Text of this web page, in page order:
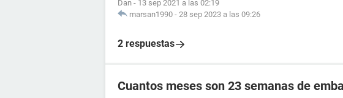
Dan - 13 sep 2021 a las 02:19
marsan1990 - 28 sep 2023 a las 09:26
2 respuestas
Cuantos meses son 23 semanas de